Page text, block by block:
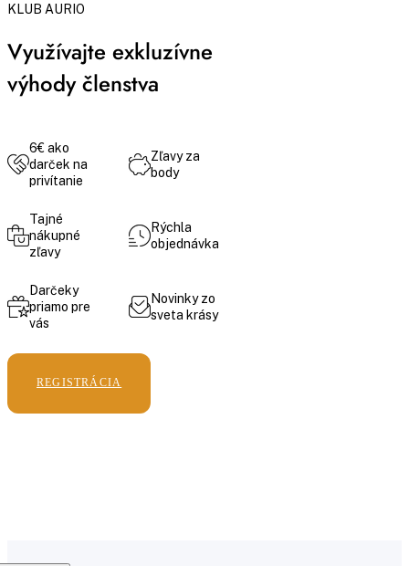
KLUB AURIO
Využívajte exkluzívne
výhody členstva
6€ ako
darček na
privítanie
Zľavy za
body
Tajné
nákupné
zľavy
Rýchla
objednávka
Darčeky
priamo pre
vás
Novinky zo
sveta krásy
REGISTRÁCIA